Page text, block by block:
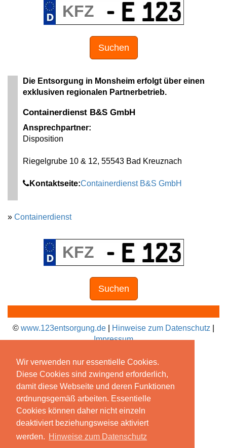
Wir verwenden nur essentielle Cookies.
Diese Cookies sind zwingend erforderlich,
damit diese Webseite und deren Funktionen
ordnungsgemäß arbeiten. Essentielle
Cookies können daher nicht einzeln
deaktiviert beziehungsweise aktiviert
werden. Hinweise zum Datenschutz
Suchen
Die Entsorgung in Monsheim erfolgt über einen
exklusiven regionalen Partnerbetrieb.
Containerdienst B&S GmbH
Ansprechpartner:
Disposition
Riegelgrube 10 & 12, 55543 Bad Kreuznach
Kontaktseite:Containerdienst B&S GmbH
» Containerdienst
Suchen
© www.123entsorgung.de Hinweise zum Datenschutz
Impressum